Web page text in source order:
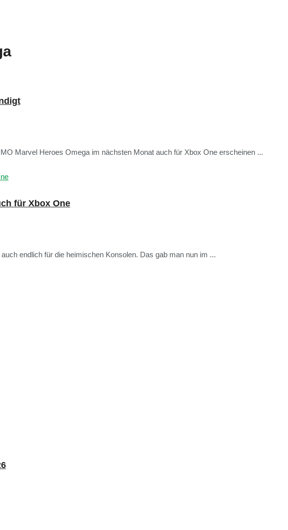
Marvel Heroes Omega im nächsten Monat auch für Xbox One erscheinen ...
für Xbox One
endlich für die heimischen Konsolen. Das gab man nun im ...